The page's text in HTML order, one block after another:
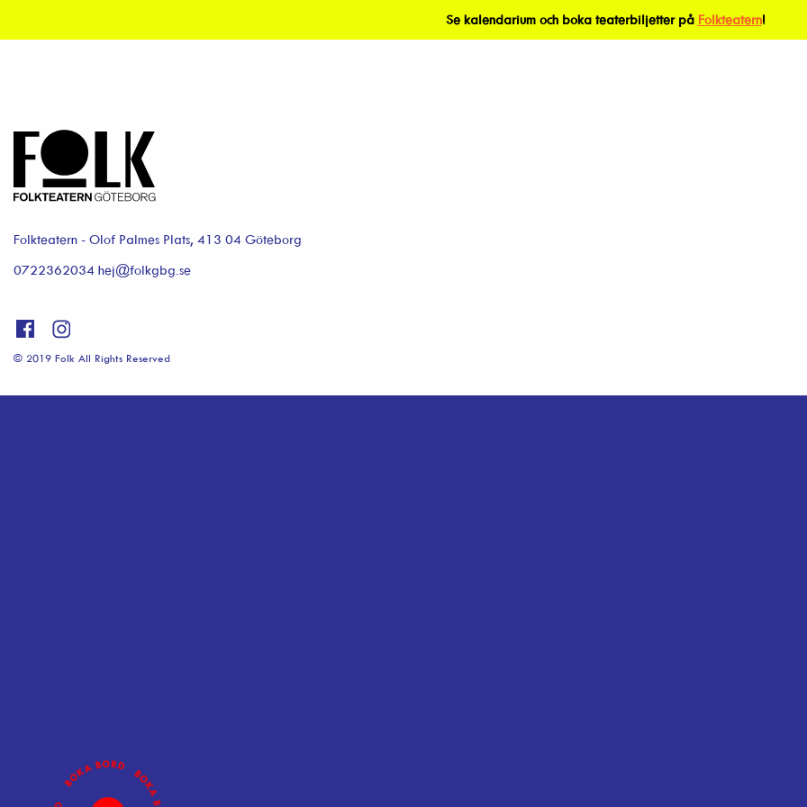
Se kalendarium och boka teaterbiljetter på Folkteatern!
Folkteatern - Olof Palmes Plats, 413 04 Göteborg
0722362034 hej@folkgbg.se
© 2019 Folk All Rights Reserved